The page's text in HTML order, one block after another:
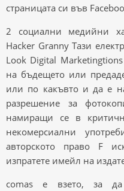
страницата си във
2 социални медийни
Hacker Granny Тази
Look Digital
на бъдещето или
или по какъвто и да е
разрешение за
намиращи се в
некомерсиални
авторското право F
изпратете имейл на
comas е взето, за